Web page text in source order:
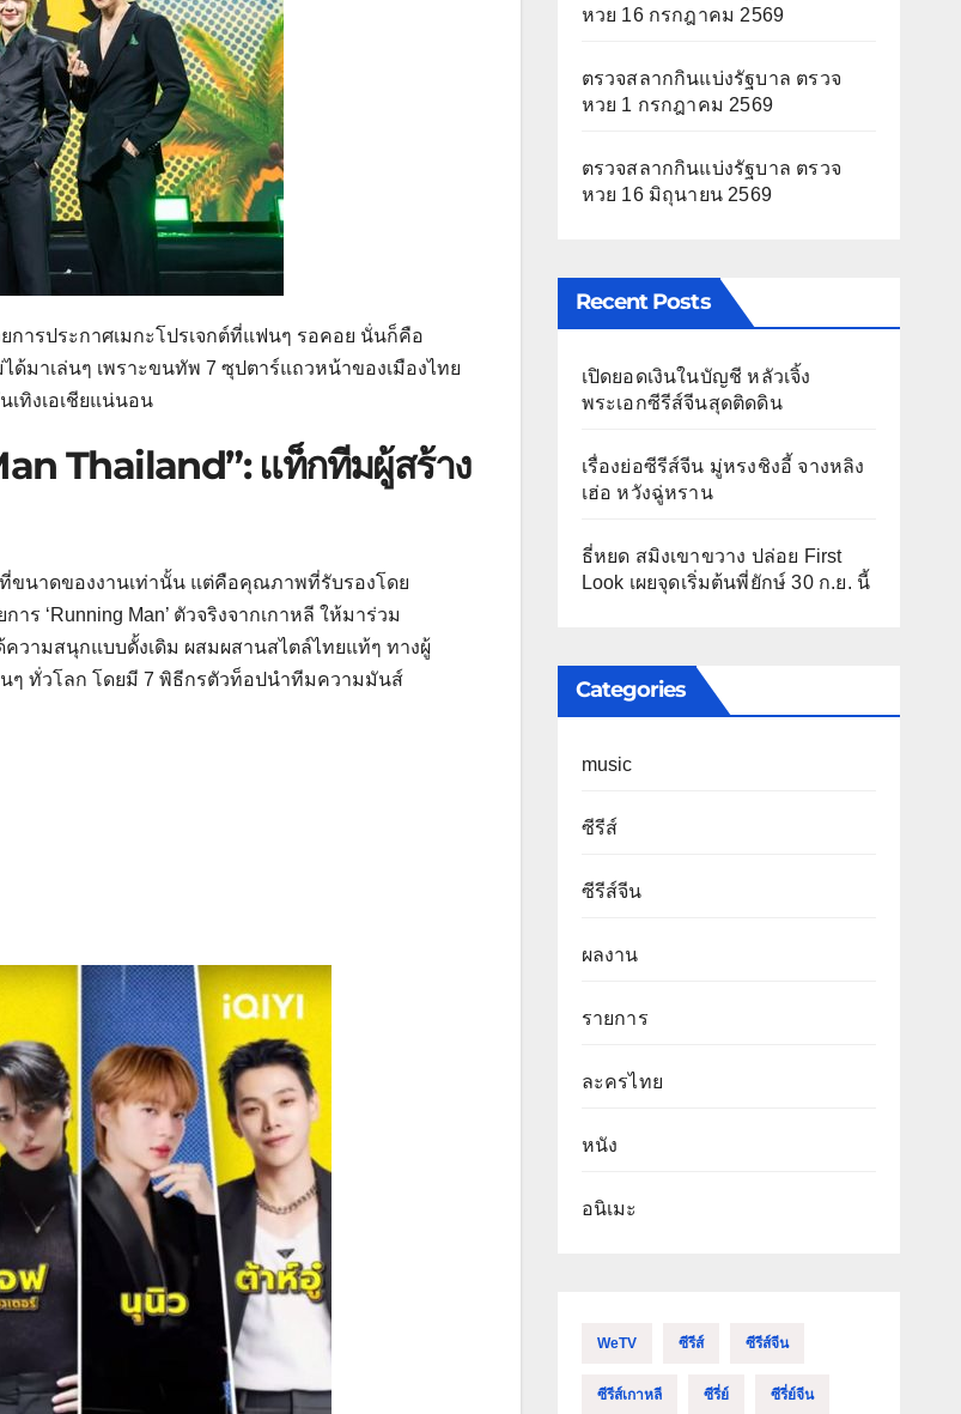
ยการประกาศเมกะโปรเจกต์ที่แฟนๆ รอคอย นั่นก็คือ
ด้มาเล่นๆ เพราะขนทัพ 7 ซุปตาร์แถวหน้าของเมืองไทย
ทิงเอเชียแน่นอน
Thailand”: แท็กทีมผู้สร้าง
ขนาดของงานเท่านั้น แต่คือคุณภาพที่รับรองโดย
าร ‘Running Man’ ตัวจริงจากเกาหลี ให้มาร่วม
วามสนุกแบบดั้งเดิม ผสมผสานสไตล์ไทยแท้ๆ ทางผู้
ๆ ทั่วโลก โดยมี 7 พิธีกรตัวท็อปนำทีมความมันส์
หวย 16 กรกฎาคม 2569
ตรวจสลากกินแบ่งรัฐบาล ตรวจ
หวย 1 กรกฎาคม 2569
ตรวจสลากกินแบ่งรัฐบาล ตรวจ
หวย 16 มิถุนายน 2569
Recent Posts
เปิดยอดเงินในบัญชี หลัวเจิ้ง
พระเอกซีรีส์จีนสุดติดดิน
เรื่องย่อซีรีส์จีน มู่หรงชิงอี้ จางหลิง
เฮ่อ หวังฉู่หราน
ธี่หยด สมิงเขาขวาง ปล่อย First
Look เผยจุดเริ่มต้นพี่ยักษ์ 30 ก.ย. นี้
Categories
music
ซีรีส์
ซีรีส์จีน
ผลงาน
รายการ
ละครไทย
หนัง
อนิเมะ
WeTV ซีรีส์ ซีรีส์จีน
ซีรีส์เกาหลี ซีรี่ย์ ซีรี่ย์จีน